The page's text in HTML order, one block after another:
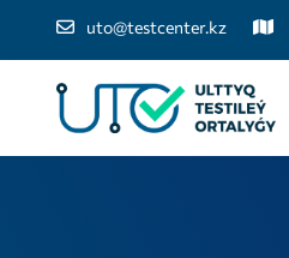
uto@testcenter.kz